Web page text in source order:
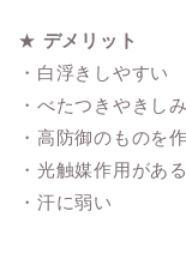
★ デメリット
・白浮きしやすい
・べたつきやきし
・高防御のものを
・光触媒作用があ
・汗に弱い